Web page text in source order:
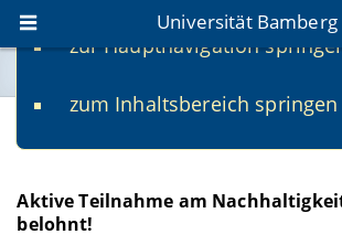
zur Hauptnavigation
zum Inhaltsbereich springen
Universität Bamberg
www.uni-bamberg.de
Tombola
Aktive Teilnahme am
belohnt!